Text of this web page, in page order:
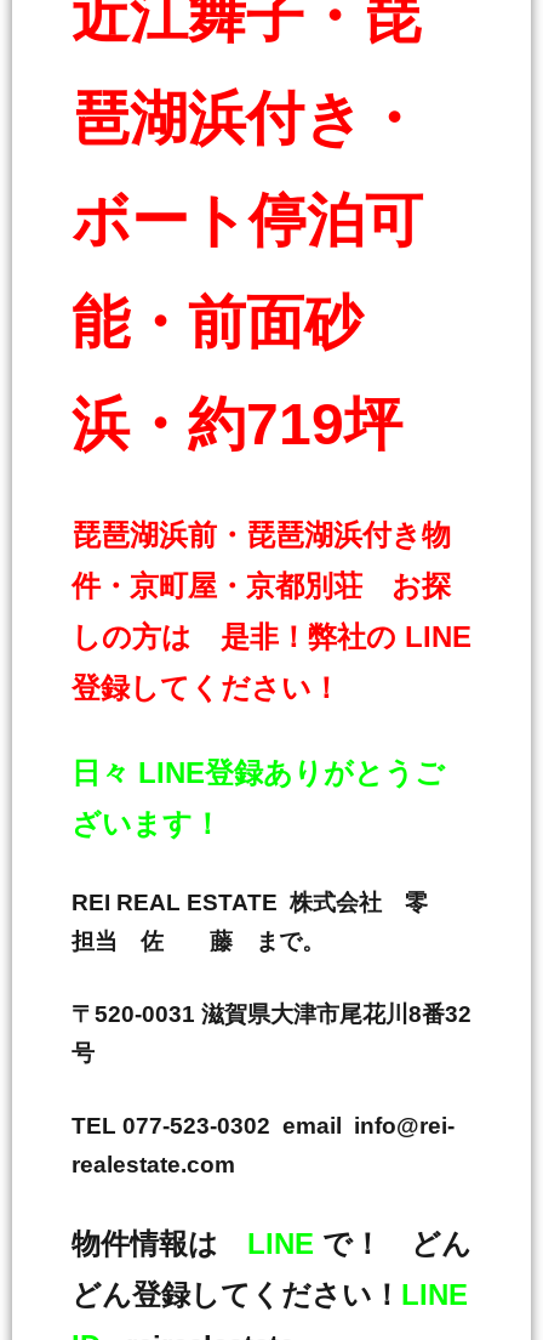
近江舞子・琵
琶湖浜付き・
ボート停泊可
能・前面砂
浜・約719坪
琵琶湖浜前・琵琶湖浜付き物
件・京町屋・京都別荘 お探
しの方は 是非！弊社の LINE
登録してください！
日々 LINE登録ありがとうご
ざいます！
REI REAL ESTATE 株式会社 零
担当 佐 藤 まで。
〒520-0031 滋賀県大津市尾花川8番32
号
TEL 077-523-0302 email info@rei-
realestate.com
物件情報は LINE で！ どん
どん登録してください！ LINE